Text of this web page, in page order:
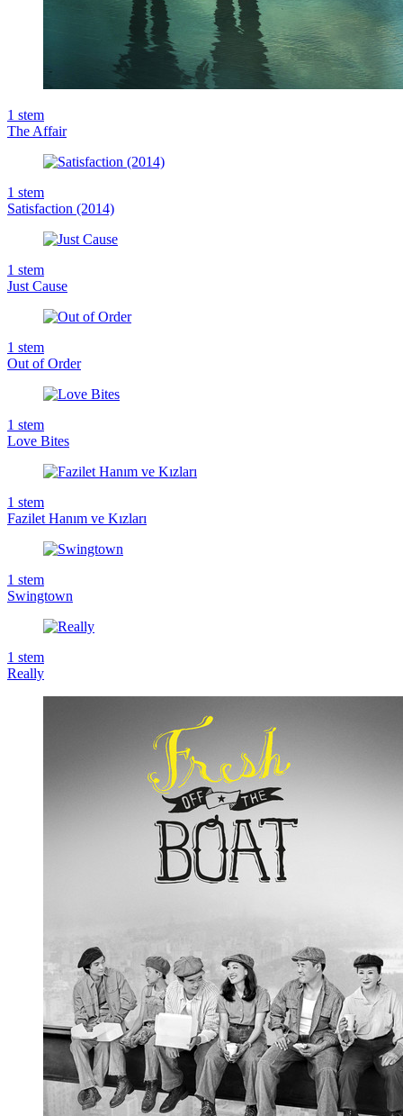
1 stem
The Affair
1 stem
Satisfaction (2014)
1 stem
Just Cause
1 stem
Out of Order
1 stem
Love Bites
1 stem
Fazilet Hanım ve Kızları
1 stem
Swingtown
1 stem
Really